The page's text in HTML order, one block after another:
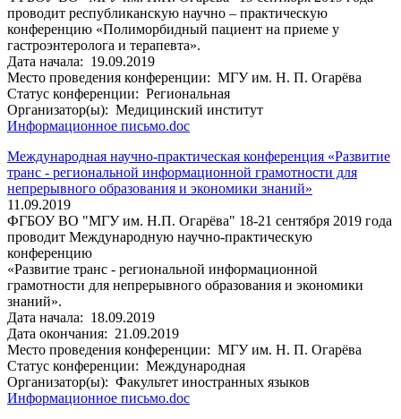
проводит республиканскую научно – практическую
конференцию «Полиморбидный пациент на приеме у
гастроэнтеролога и терапевта».
Дата начала: 19.09.2019
Место проведения конференции: МГУ им. Н. П. Огарёва
Статус конференции: Региональная
Организатор(ы): Медицинский институт
Информационное письмо.doc
Международная научно-практическая конференция «Развитие
транс - региональной информационной грамотности для
непрерывного образования и экономики знаний»
11.09.2019
ФГБОУ ВО "МГУ им. Н.П. Огарёва" 18-21 сентября 2019 года
проводит Международную научно-практическую
конференцию
«Развитие транс - региональной информационной
грамотности для непрерывного образования и экономики
знаний».
Дата начала: 18.09.2019
Дата окончания: 21.09.2019
Место проведения конференции: МГУ им. Н. П. Огарёва
Статус конференции: Международная
Организатор(ы): Факультет иностранных языков
Информационное письмо.doc